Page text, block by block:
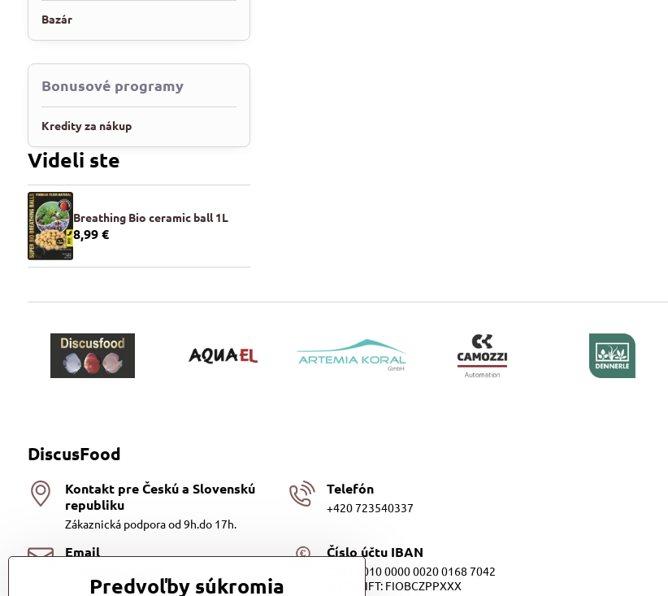
Bazár
Bonusové programy
Kredity za nákup
Videli ste
Breathing Bio ceramic ball 1L
8,99 €
DiscusFood
Kontakt pre Českú a Slovenskú
republiku
Zákaznická podpora od 9h.do 17h.
Telefón
+420 723540337
Email Číslo účtu IBAN
CZ81 2010 0000 0020 0168 7042
BIC/SWIFT: FIOBCZPPXXX
Predvoľby súkromia